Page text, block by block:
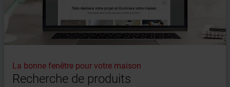
La bonne fenêtre pour votre maison
Recherche de produits